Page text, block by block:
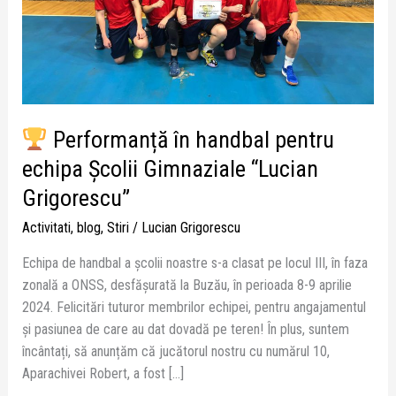
Performanță în handbal pentru
echipa Școlii Gimnaziale “Lucian
Grigorescu”
Activitati, blog, Stiri/ Lucian Grigorescu
Echipa de handbal a școlii noastre s-a clasat pe locul III, în faza
zonală a ONSS, desfășurată la Buzău, în perioada 8-9 aprilie
2024. Felicitări tuturor membrilor echipei, pentru angajamentul
și pasiunea de care au dat dovadă pe teren! În plus, suntem
încântați, să anunțăm că jucătorul nostru cu numărul 10,
Aparachivei Robert, a fost […]
Gimnaziale
“Lucian
Grigorescu”